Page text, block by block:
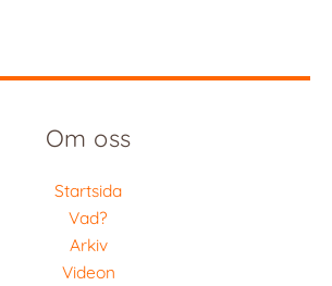
Om oss
Startsida
Vad?
Arkiv
Videon